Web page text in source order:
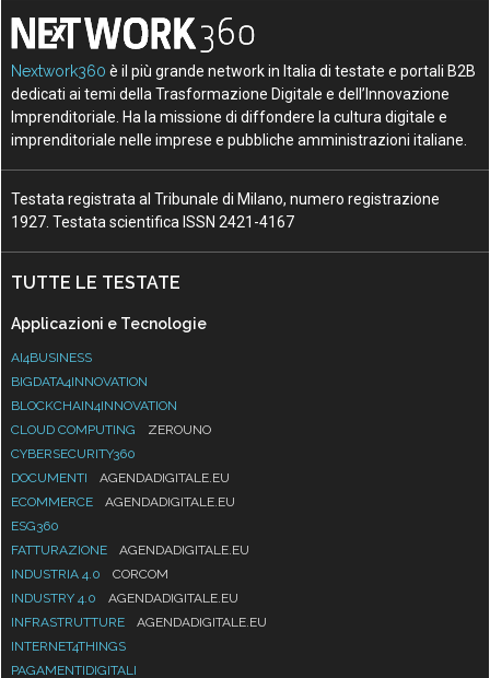
Nextwork360 è il più grande network in Italia di testate e portali B2B
dedicati ai temi della Trasformazione Digitale e dell’Innovazione
Imprenditoriale. Ha la missione di diffondere la cultura digitale e
imprenditoriale nelle imprese e pubbliche amministrazioni italiane.
Testata registrata al Tribunale di Milano, numero registrazione
1927. Testata scientifica ISSN 2421-4167
TUTTE LE TESTATE
Applicazioni e Tecnologie
AI4BUSINESS
BIGDATA4INNOVATION
BLOCKCHAIN4INNOVATION
CLOUD COMPUTING
ZEROUNO
CYBERSECURITY360
DOCUMENTI
AGENDADIGITALE.EU
ECOMMERCE
AGENDADIGITALE.EU
ESG360
FATTURAZIONE
AGENDADIGITALE.EU
INDUSTRIA 4.0
CORCOM
INDUSTRY 4.0
AGENDADIGITALE.EU
INFRASTRUTTURE
AGENDADIGITALE.EU
INTERNET4THINGS
PAGAMENTIDIGITALI